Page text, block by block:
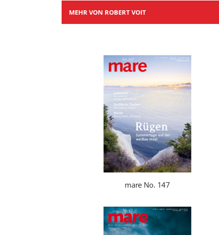
MEHR VON ROBERT VOIT
mare No. 147